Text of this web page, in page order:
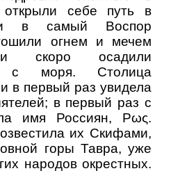
открыли себе путь в
в самый Воспор
огнем и мечем
скоро осадили
с моря. Столица
в первый раз увидела
в первый раз с
имя Россиян, Ρως.
их Скифами,
горы Тавра, уже
народов окрестных.